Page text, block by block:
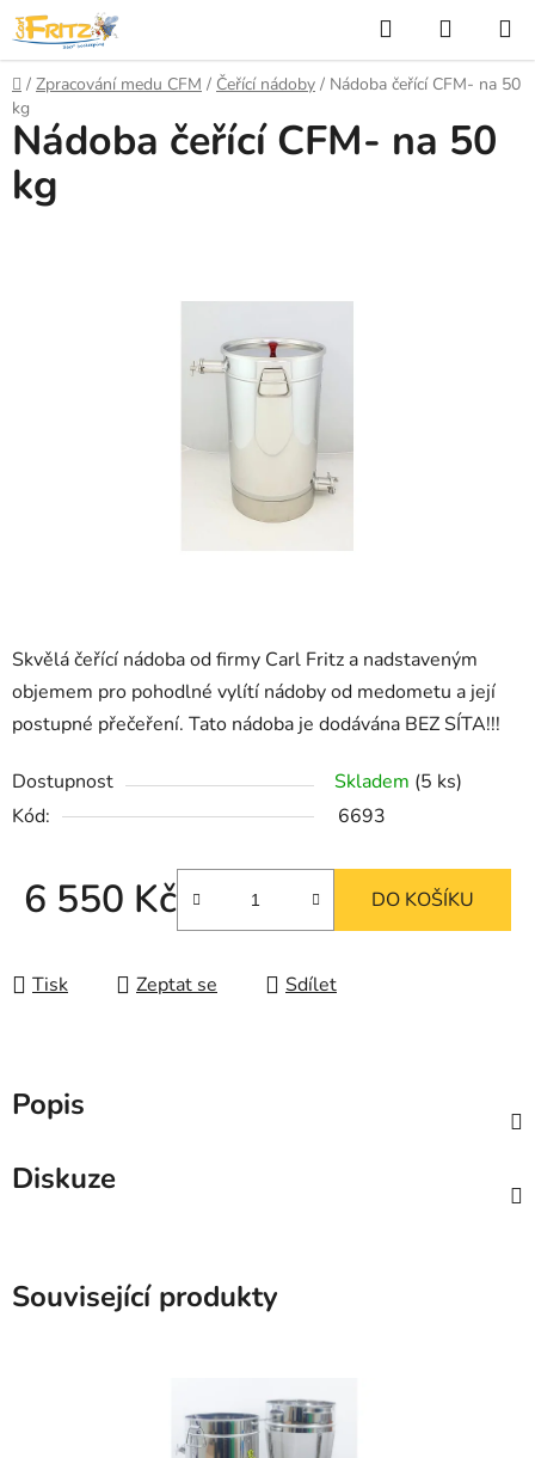
Přejít
na
obsah
Hledat
KOŠÍK
Domů
/ Zpracování medu CFM / Čeřící nádoby / Nádoba čeřící CFM- na 50
kg
Skvělá čeřící nádoba od firmy Carl Fritz a nadstaveným
objemem pro pohodlné vylítí nádoby od medometu a její
postupné přečeření. Tato nádoba je dodávána BEZ SÍTA!!!
Dostupnost Skladem (5 ks)
Kód:
6693
6 550 Kč DO KOŠÍKU
Tisk Zeptat se Sdílet
Nádoba čeřící CFM- na 50
kg
Popis
Diskuze
Související produkty